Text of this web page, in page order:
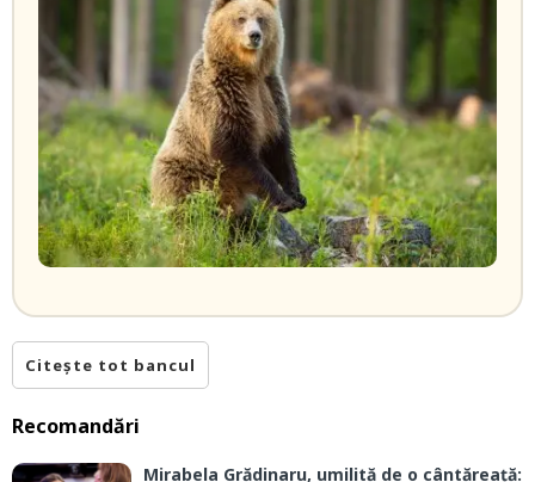
Citește tot bancul
Recomandări
Mirabela Grădinaru, umilită de o cântăreață: